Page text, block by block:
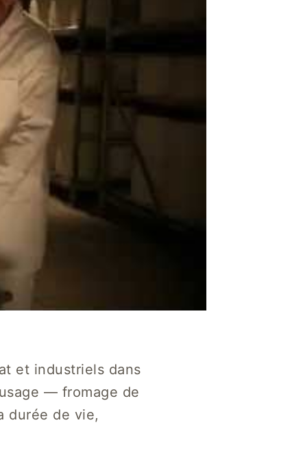
et industriels dans
— fromage de
durée de vie,